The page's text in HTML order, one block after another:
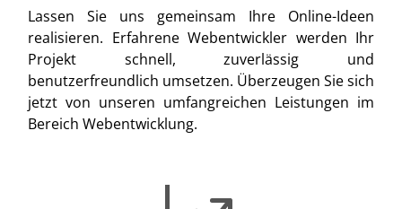
Lassen Sie uns gemeinsam Ihre Online-Ideen
realisieren. Erfahrene Webentwickler werden Ihr
Projekt schnell, zuverlässig und
benutzerfreundlich umsetzen. Überzeugen Sie sich
jetzt von unseren umfangreichen Leistungen im
Bereich Webentwicklung.